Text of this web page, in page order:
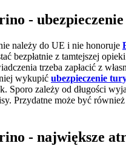
-
należy do UE i nie honoruje
bezpłatnie z tamtejszej
trzeba zapłacić z
wykupić ubezpieczenie
Sporo zależy od długości
Przydatne może być również
- największe